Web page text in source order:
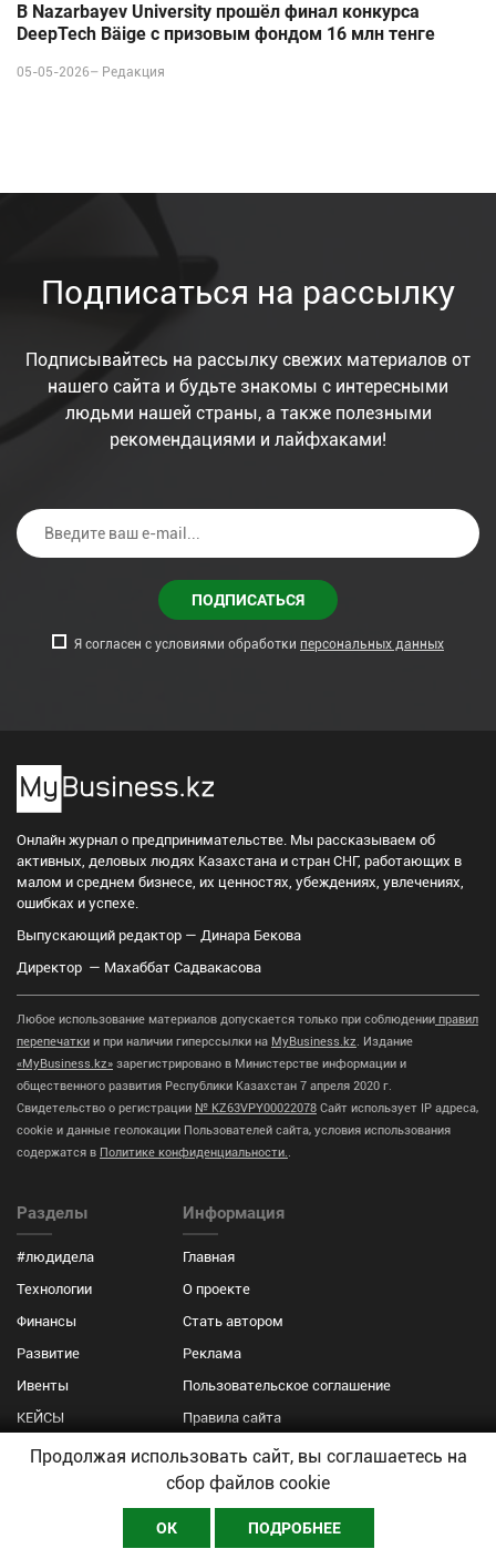
В Nazarbayev University прошёл финал конкурса
DeepTech Bäige с призовым фондом 16 млн тенге
05-05-2026– Редакция
Подписаться на рассылку
Подписывайтесь на рассылку свежих материалов от
нашего сайта и будьте знакомы с интересными
людьми нашей страны, а также полезными
рекомендациями и лайфхаками!
ПОДПИСАТЬСЯ
Я согласен с условиями обработки персональных данных
Онлайн журнал о предпринимательстве. Мы рассказываем об
активных, деловых людях Казахстана и стран СНГ, работающих в
малом и среднем бизнесе, их ценностях, убеждениях, увлечениях,
ошибках и успехе.
Выпускающий редактор — Динара Бекова
Директор — Махаббат Садвакасова
Любое использование материалов допускается только при соблюдении правил
перепечатки и при наличии гиперссылки на MyBusiness.kz. Издание
«MyBusiness.kz» зарегистрировано в Министерстве информации и
общественного развития Республики Казахстан 7 апреля 2020 г.
Свидетельство о регистрации № KZ63VPY00022078 Сайт использует IP адреса,
cookie и данные геолокации Пользователей сайта, условия использования
содержатся в Политике конфиденциальности..
Разделы
#людидела
Технологии
Финансы
Развитие
Ивенты
КЕЙСЫ
MyBusiness Qazaqsha
Информация
Главная
О проекте
Стать автором
Реклама
Пользовательское соглашение
Правила сайта
Контакты
Продолжая использовать сайт, вы соглашаетесь на
сбор файлов cookie
ОК ПОДРОБНЕЕ